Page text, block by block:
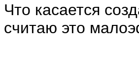
Что касается
считаю это